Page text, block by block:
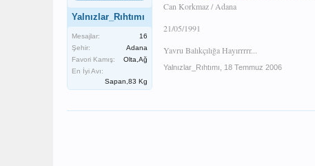
Yalnızlar_Rıhtımı
Mesajlar:
16
Şehir:
Adana
Favori Kamış:
Olta,Ağ
En İyi Avı:
Sapan,83 Kg
Can Korkmaz / Adana
21/05/1991
Yavru Balıkçılığa Hayırrrrr...
Yalnızlar_Rıhtımı 18 Temmuz 2006